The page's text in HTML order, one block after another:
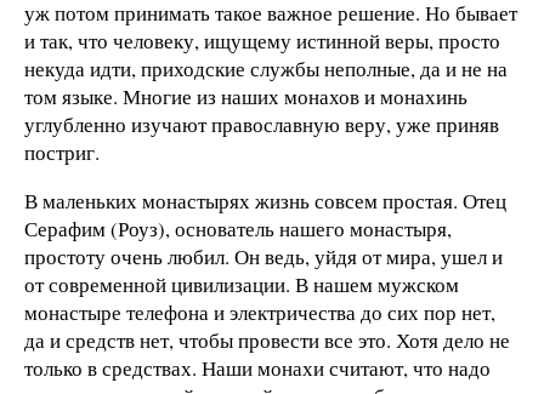
уж потом принимать такое важное решение. Но бывает
и так, что человеку, ищущему истинной веры, просто
некуда идти, приходские службы неполные, да и не на
том языке. Многие из наших монахов и монахинь
углубленно изучают православную веру, уже приняв
постриг.
В маленьких монастырях жизнь совсем простая. Отец
Серафим (Роуз), основатель нашего монастыря,
простоту очень любил. Он ведь, уйдя от мира, ушел и
от современной цивилизации. В нашем мужском
монастыре телефона и электричества до сих пор нет,
да и средств нет, чтобы провести все это. Хотя дело не
только в средствах. Наши монахи считают, что надо